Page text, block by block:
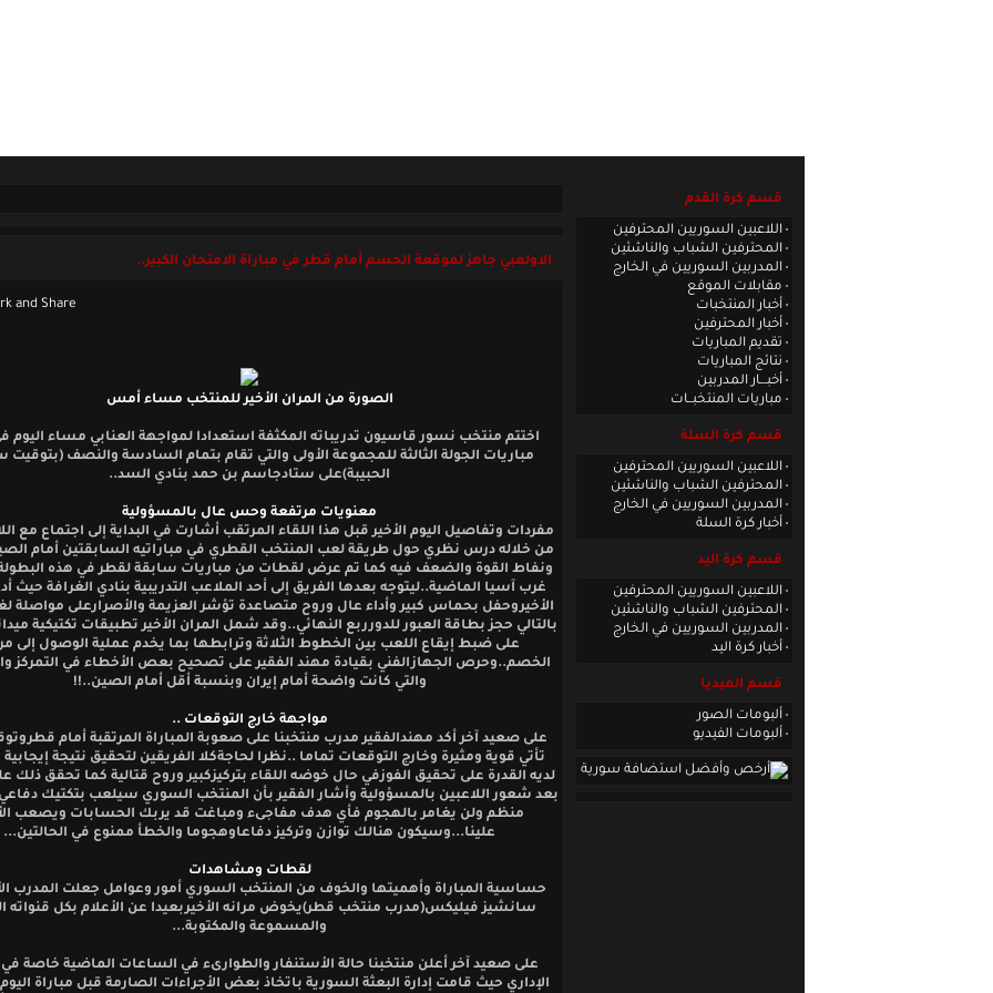
قسم كرة القدم
اللاعبين السوريين المحترفين
المحترفين الشباب والناشئين
المدربين السوريين في الخارج
مقابلات الموقع
أخبار المنتخبات
أخبار المحترفين
تقديم المباريات
نتائج المباريات
أخبـــار المدربين
مباريات المنتخبــات
قسم كرة السلة
اللاعبين السوريين المحترفين
المحترفين الشباب والناشئين
المدربين السوريين في الخارج
أخبار كرة السلة
قسم كرة اليد
اللاعبين السوريين المحترفين
المحترفين الشباب والناشئين
المدربين السوريين في الخارج
أخبار كرة اليد
قسم الميديا
ألبومات الصور
ألبومات الفيديو
الاولمبي جاهز لموقعة الحسم أمام قطر في مباراة الامتحان الكبير..
الصورة من المران الأخير للمنتخب مساء أمس
اختتم منتخب نسور قاسيون تدريباته المكثفة استعدادا لمواجهة العنابي مساء اليوم
مباريات الجولة الثالثة للمجموعة الأولى والتي تقام بتمام السادسة والنصف (بتوقيت
الحبيبة)على ستادجاسم بن حمد بنادي السد..
معنويات مرتفعة وحس عال بالمسؤولية
مفردات وتفاصيل اليوم الأخير قبل هذا اللقاء المرتقب أشارت في البداية إلى اجتماع مع
من خلاله درس نظري حول طريقة لعب المنتخب القطري في مباراتيه السابقتين أمام
ونفاط القوة والضعف فيه كما تم عرض لقطات من مباريات سابقة لقطر في هذه
غرب آسيا الماضية..ليتوجه بعدها الفريق إلى أحد الملاعب التدريبية بنادي الغرافة حيث
الأخيروحفل بحماس كبير وأداء عال وروح متصاعدة تؤشر العزيمة والأصرارعلى مواصلة
بالتالي حجز بطاقة العبور للدورربع النهائي..وقد شمل المران الأخير تطبيقات تكتيكية
على ضبط إيقاع اللعب بين الخطوط الثلاثة وترابطها بما يخدم عملية الوصول إلى
الخصم..وحرص الجهازالفني بقيادة مهند الفقير على تصحيح بعص الأخطاء في التمركز
والتي كانت واضحة أمام إيران وبنسبة أقل أمام الصين..!!
مواجهة خارج التوقعات ..
على صعيد آخر أكد مهندالفقير مدرب منتخبنا على صعوبة المباراة المرتقبة أمام
تأتي قوية ومثيرة وخارج التوقعات تماما ..نظرا لحاجةكلا الفريقين لتحقيق نتيجة
لديه القدرة على تحقيق الفوزفي حال خوضه اللقاء بتركيزكبير وروح قتالية كما تحقق ذلك
بعد شعور اللاعبين بالمسؤولية وأشار الفقير بأن المنتخب السوري سيلعب بتكتيك
منظم ولن يغامر بالهجوم فأي هدف مفاجىء ومباغت قد يربك الحسابات ويصعب
علينا...وسيكون هنالك توازن وتركيز دفاعاوهجوما والخطأ ممنوع في الحالتين...
لقطات ومشاهدات
حساسية المباراة وأهميتها والخوف من المنتخب السوري أمور وعوامل جعلت المدرب
سانشيز فيليكس(مدرب منتخب قطر)يخوض مرانه الأخيربعيدا عن الأعلام بكل قنواته
والمسموعة والمكتوبة...
على صعيد آخر أعلن منتخبنا حالة الأستنفار والطوارىء في الساعات الماضية خاصة
الإداري حيث قامت إدارة البعثة السورية باتخاذ بعض الأجراءات الصارمة قبل مباراة